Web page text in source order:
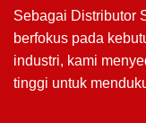
Sebagai Distributor
berfokus pada
industri, kami
tinggi untuk